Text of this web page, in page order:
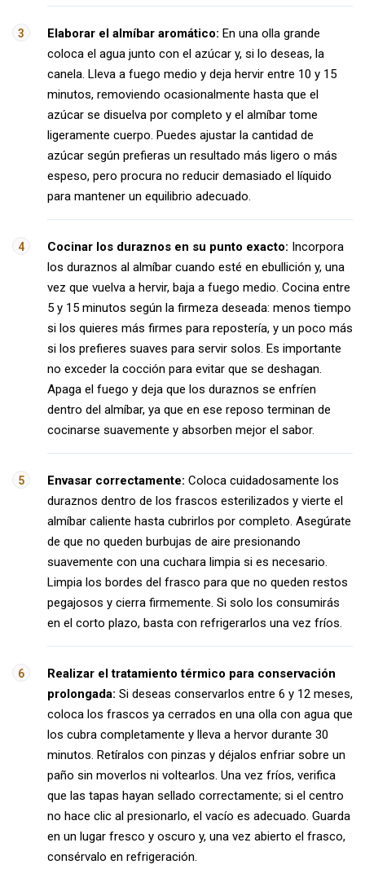
Elaborar el almíbar aromático: En una olla grande
coloca el agua junto con el azúcar y, si lo deseas, la
canela. Lleva a fuego medio y deja hervir entre 10 y 15
minutos, removiendo ocasionalmente hasta que el
azúcar se disuelva por completo y el almíbar tome
ligeramente cuerpo. Puedes ajustar la cantidad de
azúcar según prefieras un resultado más ligero o más
espeso, pero procura no reducir demasiado el líquido
para mantener un equilibrio adecuado.
Cocinar los duraznos en su punto exacto: Incorpora
los duraznos al almíbar cuando esté en ebullición y, una
vez que vuelva a hervir, baja a fuego medio. Cocina entre
5 y 15 minutos según la firmeza deseada: menos tiempo
si los quieres más firmes para repostería, y un poco más
si los prefieres suaves para servir solos. Es importante
no exceder la cocción para evitar que se deshagan.
Apaga el fuego y deja que los duraznos se enfríen
dentro del almíbar, ya que en ese reposo terminan de
cocinarse suavemente y absorben mejor el sabor.
Envasar correctamente: Coloca cuidadosamente los
duraznos dentro de los frascos esterilizados y vierte el
almíbar caliente hasta cubrirlos por completo. Asegúrate
de que no queden burbujas de aire presionando
suavemente con una cuchara limpia si es necesario.
Limpia los bordes del frasco para que no queden restos
pegajosos y cierra firmemente. Si solo los consumirás
en el corto plazo, basta con refrigerarlos una vez fríos.
Realizar el tratamiento térmico para conservación
prolongada: Si deseas conservarlos entre 6 y 12 meses,
coloca los frascos ya cerrados en una olla con agua que
los cubra completamente y lleva a hervor durante 30
minutos. Retíralos con pinzas y déjalos enfriar sobre un
paño sin moverlos ni voltearlos. Una vez fríos, verifica
que las tapas hayan sellado correctamente; si el centro
no hace clic al presionarlo, el vacío es adecuado. Guarda
en un lugar fresco y oscuro y, una vez abierto el frasco,
consérvalo en refrigeración.